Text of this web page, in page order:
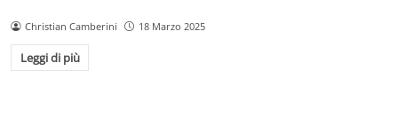
Christian Camberini 18 Marzo 2025
Leggi di più